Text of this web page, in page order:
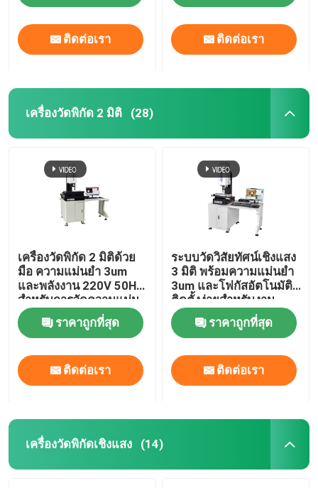
ติดต่อเรา ติดต่อเรา
เครื่องวัดพิกัด 2 มิติ (28)
เครื่องวัดพิกัด 2 มิติด้วย
มือ ความแม่นยํา 3um
และพลังงาน 220V 50HZ
สําหรับการวัดความแม่น
ยํา
ราคาถูกที่สุด
ติดต่อเรา
ระบบวัดวิสัยทัศน์เชิงแสง
3 มิติ พร้อมความแม่นยำ
3um และโฟกัสอัตโนมัติ
ติดตั้งง่ายสำหรับงาน
อิเล็กทรอนิกส์
ราคาถูกที่สุด
ติดต่อเรา
เครื่องวัดพิกัดเชิงแสง (14)